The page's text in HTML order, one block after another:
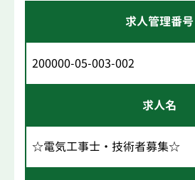
求人管理番号
200000-05-003-002
求人名
☆電気工事士・技術者募集☆